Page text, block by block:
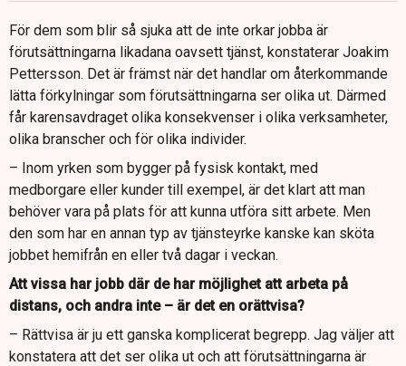
För dem som blir så sjuka att de inte orkar jobba är
förutsättningarna likadana oavsett tjänst, konstaterar Joakim
Pettersson. Det är främst när det handlar om återkommande
lätta förkylningar som förutsättningarna ser olika ut. Därmed
får karensavdraget olika konsekvenser i olika verksamheter,
olika branscher och för olika individer.
– Inom yrken som bygger på fysisk kontakt, med
medborgare eller kunder till exempel, är det klart att man
behöver vara på plats för att kunna utföra sitt arbete. Men
den som har en annan typ av tjänsteyrke kanske kan sköta
jobbet hemifrån en eller två dagar i veckan.
Att vissa har jobb där de har möjlighet att arbeta på
distans, och andra inte – är det en orättvisa?
– Rättvisa är ju ett ganska komplicerat begrepp. Jag väljer att
konstatera att det ser olika ut och att förutsättningarna är